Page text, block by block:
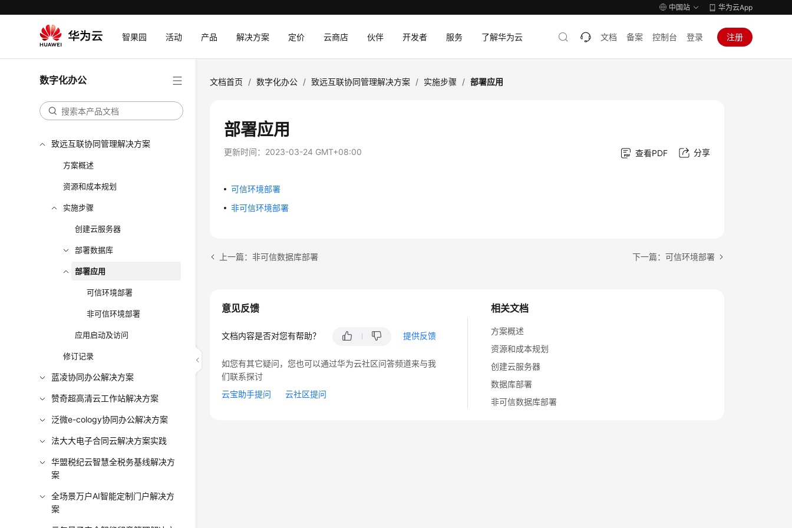
中国站 华为云App
智果园 活动 产品 解决方案 定价 云商店 伙伴 开发者 服务 了解华为云 文档 备案 控制台 登录 注册
数字化办公
致远互联协同管理解决方案
方案概述
资源和成本规划
实施步骤
创建云服务器
部署数据库
部署应用
可信环境部署
非可信环境部署
应用启动及访问
修订记录
蓝凌协同办公解决方案
赞奇超高清云工作站解决方案
泛微e-cology协同办公解决方案
法大大电子合同云解决方案实践
华盟税纪云智慧全税务基线解决方
案
全场景万户AI智能定制门户解决方
案
文档首页 / 数字化办公 / 致远互联协同管理解决方案 / 实施步骤 / 部署应用
部署应用
更新时间： 2023-03-24 GMT+08:00 查看PDF 分享
可信环境部署
非可信环境部署
上一篇：非可信数据库部署 下一篇：可信环境部署
相关文档
方案概述
资源和成本规划
创建云服务器
数据库部署
非可信数据库部署
意见反馈
文档内容是否对您有帮助？ 提供反馈
如您有其它疑问，您也可以通过华为云社区问答频道来与我
们联系探讨
云宝助手提问
云社区提问